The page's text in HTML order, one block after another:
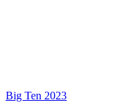
Big Ten 2023